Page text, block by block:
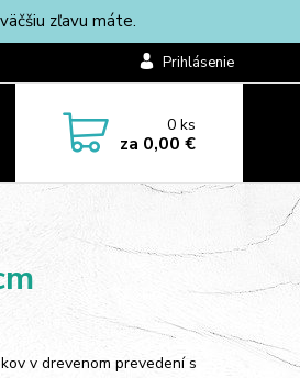
zľavu máte.
Prihlásenie
0ks
za 0,00 €
v drevenom prevedení s